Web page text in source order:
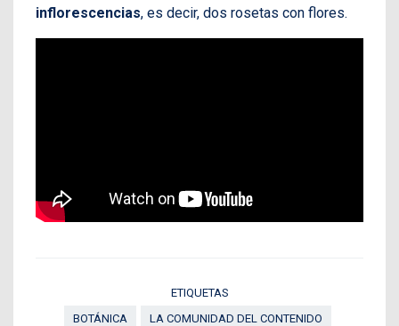
inflorescencias, es decir, dos rosetas con flores.
ETIQUETAS
BOTÁNICA
LA COMUNIDAD DEL CONTENIDO